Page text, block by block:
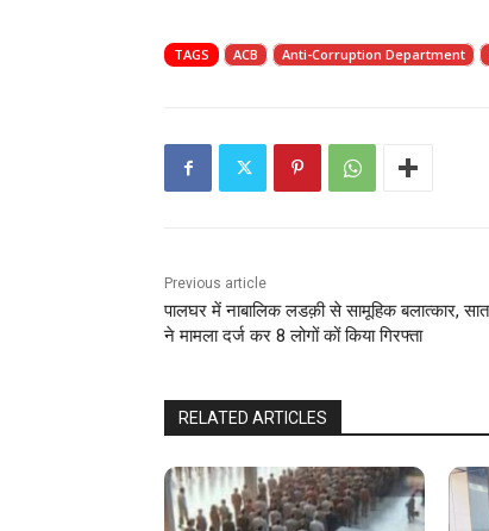
TAGS ACB Anti-Corruption Department
Previous article
पालघर में नाबालिक लडक़ी से सामूहिक बलात्कार,
ने मामला दर्ज कर 8 लोगों कों किया गिरफ्ता
RELATED ARTICLES